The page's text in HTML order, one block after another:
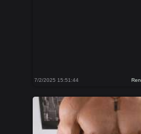
7/2/2025 15:51:44